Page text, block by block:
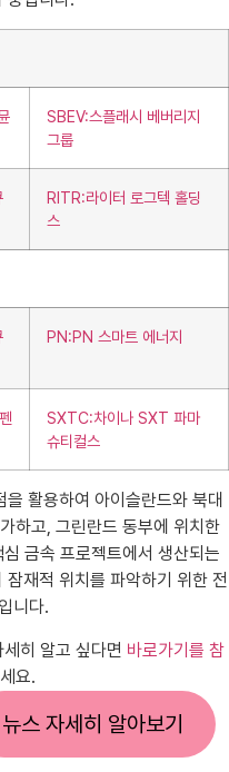
SBEV:스플래시 베버리지
그룹
RITR:라이터 로그텍 홀딩
스
PN:PN 스마트 에너지
SXTC:차이나 SXT 파마
슈티컬스
활용하여 아이슬란드와 북대
하고, 그린란드 동부에 위치한
금속 프로젝트에서 생산되는
재적 위치를 파악하기 위한 전
니다.
히 알고 싶다면 바로가기를 참
요.
뉴스 자세히 알아보기